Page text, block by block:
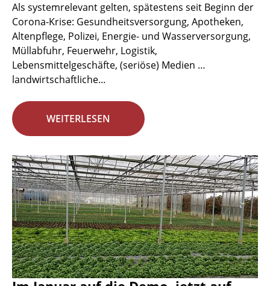
Als systemrelevant gelten, spätestens seit Beginn der
Corona-Krise: Gesundheitsversorgung, Apotheken,
Altenpflege, Polizei, Energie- und Wasserversorgung,
Müllabfuhr, Feuerwehr, Logistik,
Lebensmittelgeschäfte, (seriöse) Medien …
landwirtschaftliche...
WEITERLESEN